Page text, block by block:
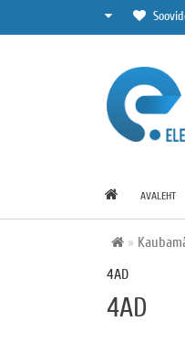
AVALEHT
4AD
4AD